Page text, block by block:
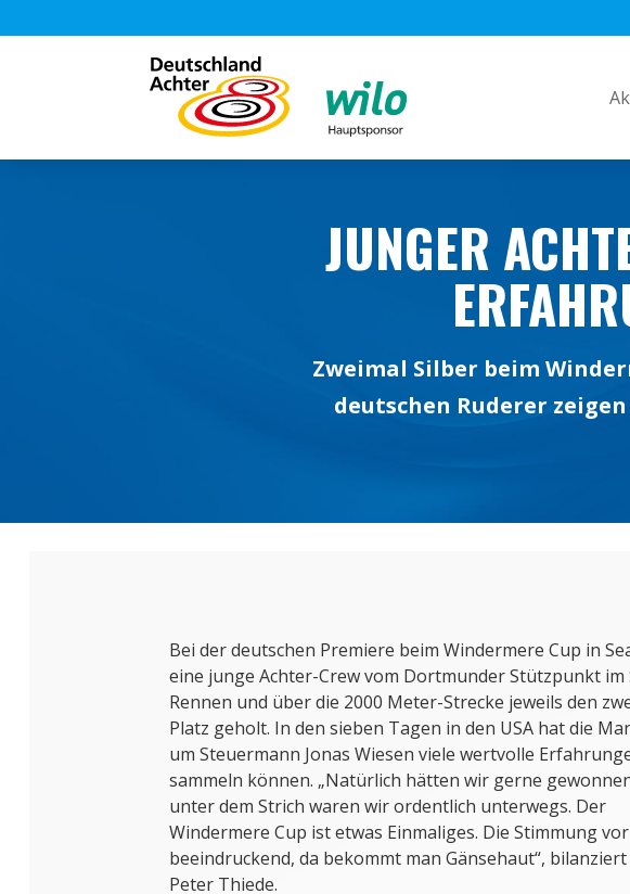
JUNGER
Zweimal Silber beim
deutschen Ruderer
Bei der deutschen Premiere beim Windermere Cup in
eine junge Achter-Crew vom Dortmunder Stützpunkt im
Rennen und über die 2000 Meter-Strecke jeweils den
Platz geholt. In den sieben Tagen in den USA hat die
um Steuermann Jonas Wiesen viele wertvolle
sammeln können. „Natürlich hätten wir gerne
unter dem Strich waren wir ordentlich unterwegs. Der
Windermere Cup ist etwas Einmaliges. Die Stimmung
beeindruckend, da bekommt man Gänsehaut“,
Peter Thiede.